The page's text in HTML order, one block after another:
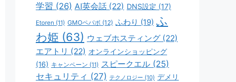
学習 (26) AI英会話 (22) DNS設定 (17)
Etoren (11) GMOペパボ (12) ふわり (19) ふ
わ姫 (63) ウェブホスティング (22)
エアトリ (22) オンラインショッピング
(16) キャンペーン (11) スピークエル (25)
セキュリティ (27) テクノロジー (10) デメリ